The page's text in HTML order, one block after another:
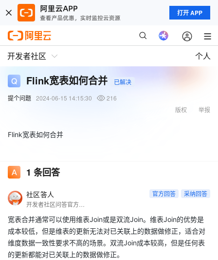
打开 APP
开发者社区 个人
Flink宽表如何合并
已解决
提个问题 2024-06-15 14:15:30
216
举报
版权
Flink宽表如何合并
1 条回答
社区答人 官方回答 采纳回答
宽表合并通常可以使用维表Join或是双流Join。维表Join的优势是
成本较低，但是维表的更新无法对已关联上的数据做修正，适合对
维度数据一致性要求不高的场景。双流Join成本较高，但是任何表
的更新都能对已关联上的数据做修正。